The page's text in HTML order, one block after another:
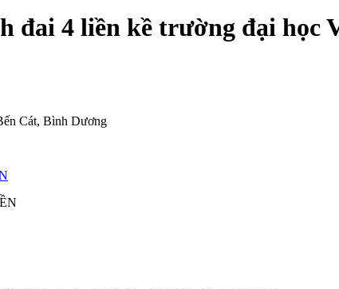
đai 4 liền kề trường đại học
Cát, Bình Dương